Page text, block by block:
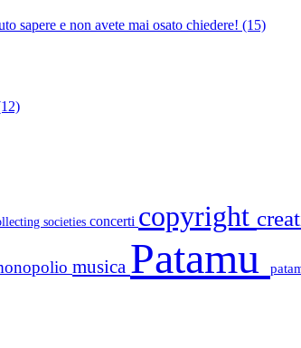
sapere e non avete mai osato chiedere! (15)
societies concerti copyright
musica Patamu